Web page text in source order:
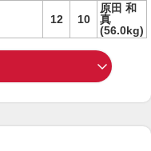
12 10
原田 和
真
(56.0kg)